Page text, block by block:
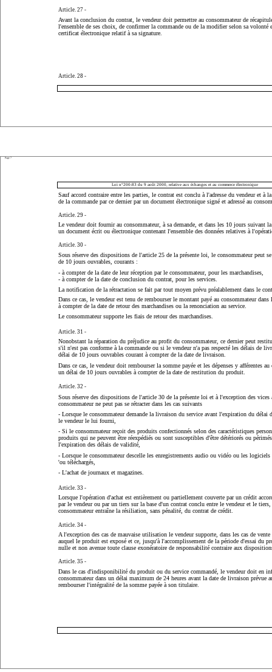
Article. 27 -
Avant la conclusion du contrat, le vendeur doit permettre au consommateur de
l'ensemble de ses choix, de confirmer la commande ou de la modifier selon sa volonté
certificat électronique relatif à sa signature.
Article. 28 -
Page 7
Loi n°200-83 du 9 août 2000, relative aux échanges et au commerce électronique
Sauf accord contraire entre les parties, le contrat est conclu à l'adresse du vendeur et à
de la commande par ce dernier par un document électronique signé et adressé au
Article. 29 -
Le vendeur doit fournir au consommateur, à sa demande, et dans les 10 jours suivant
un document écrit ou électronique contenant l'ensemble des données relatives à
Article. 30 -
Sous réserve des dispositions de l'article 25 de la présente loi, le consommateur peut
de 10 jours ouvrables, courants :
- à compter de la date de leur réception par le consommateur, pour les marchandises,
- à compter de la date de conclusion du contrat, pour les services.
La notification de la rétractation se fait par tout moyen prévu préalablement dans le
Dans ce cas, le vendeur est tenu de rembourser le montant payé au consommateur
à compter de la date de retour des marchandises ou la renonciation au service.
Le consommateur supporte les fiais de retour des marchandises.
Article. 31 -
Nonobstant la réparation du préjudice au profit du consommateur, ce dernier peut
s'il n'est pas conforme à la commande ou si le vendeur n'a pas respecté les délais de
délai de 10 jours ouvrables courant à compter de la date de livraison.
Dans ce cas, le vendeur doit rembourser la somme payée et les dépenses y afférentes au
un délai de 10 jours ouvrables à compter de la date de restitution du produit.
Article. 32 -
Sous réserve des dispositions de l'article 30 de la présente loi et à l'exception des vices
consommateur ne peut pas se rétracter dans les cas suivants
- Lorsque le consommateur demande la livraison du service avant l'expiration du délai
le vendeur le lui fourni,
- Si le consommateur reçoit des produits confectionnés selon des caractéristiques
produits qui ne peuvent être réexpédiés ou sont susceptibles d'être détériorés ou périmés
l'expiration des délais de validité,
- Lorsque le consommateur descelle les enregistrements audio ou vidéo ou les
'ou téléchargés,
- L'achat de journaux et magazines.
Article. 33 -
Lorsque l'opération d'achat est entièrement ou partiellement couverte par un crédit
par le vendeur ou par un tiers sur la base d'un contrat conclu entre le vendeur et le
consommateur entraîne la résiliation, sans pénalité, du contrat de crédit.
Article. 34 -
A l'exception des cas de mauvaise utilisation le vendeur supporte, dans les cas de vente
auquel le produit est exposé et ce, jusqu'à l'accomplissement de la période d'essai du
nulle et non avenue toute clause exonératoire de responsabilité contraire aux
Article. 35 -
Dans le cas d'indisponibilité du produit ou du service commandé, le vendeur doit en
consommateur dans un délai maximum de 24 heures avant la date de livraison prévue
rembourser l'intégralité de la somme payée à son titulaire.